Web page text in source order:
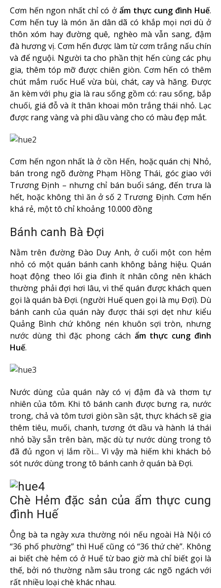
Cơm hến ngon nhất chỉ có ở ẩm thực cung đình Huế.
Cơm hến tuy là món ăn dân dã có khắp mọi nơi dù ở
thôn xóm hay đường quê, nghèo mà vẫn sang, đậm
đà hương vị. Cơm hến được làm từ cơm trắng nấu chín
và để nguội. Người ta cho phần thịt hến cùng các phụ
gia, thêm tóp mỡ được chiên giòn. Cơm hến có thêm
chút mắm ruốc Huế vừa bùi, chát, cay và hăng. Được
ăn kèm với phụ gia là rau sống gồm có: rau sống, bắp
chuối, giá đỗ và ít thân khoai môn trắng thái nhỏ. Lạc
được rang vàng và phi dầu vàng cho có màu đẹp mắt.
Cơm hến ngon nhất là ở cồn Hến, hoặc quán chị Nhỏ,
bán trong ngõ đường Phạm Hồng Thái, góc giao với
Trương Định – nhưng chỉ bán buổi sáng, đến trưa là
hết, hoặc không thì ăn ở số 2 Trương Định. Cơm hến
khá rẻ, một tô chỉ khoảng 10.000 đồng
Bánh canh Bà Đợi
Nằm trên đường Đào Duy Anh, ở cuối một con hẻm
nhỏ có một quán bánh canh không bảng hiệu. Quán
hoạt động theo lối gia đình ít nhân công nên khách
thường phải đợi hơi lâu, vì thế quán được khách quen
gọi là quán bà Đợi. (người Huế quen gọi là mụ Đợi). Dù
bánh canh của quán này được thái sợi dẹt như kiểu
Quảng Bình chứ không nén khuôn sợi tròn, nhưng
nước dùng thì đặc phong cách ẩm thực cung đình
Huế.
Nước dùng của quán này có vị đậm đà và thơm tự
nhiên của tôm. Khi tô bánh canh được bưng ra, nước
trong, chả và tôm tươi giòn sần sật, thực khách sẽ gia
thêm tiêu, muối, chanh, tương ớt dầu và hành lá thái
nhỏ bầy sẵn trên bàn, mặc dù tự nước dùng trong tô
đã đủ ngon vị lắm rồi… Vì vậy mà hiếm khi khách bỏ
sót nước dùng trong tô bánh canh ở quán bà Đợi.
Chè Hẻm đặc sản của ẩm thực cung
đình Huế
Ông bà ta ngày xưa thường nói nếu ngoài Hà Nội có
“36 phố phường” thì Huế cũng có “36 thứ chè”. Không
ai biết chè hẻm có ở Huế từ bao giờ mà chỉ biết gọi là
thế, bởi nó thường nằm sâu trong các ngõ ngách với
rất nhiều loại chè khác nhau.